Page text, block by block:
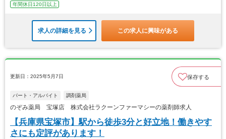
年間休日120日以上
求人の詳細を見る この求人に興味がある
更新日：2025年5月7日 保存する
パート・アルバイト 調剤薬局
のぞみ薬局 宝塚店 株式会社ラクーンファーマシーの薬剤師求人
【兵庫県宝塚市】駅から徒歩3分と好立地！働きやす
さにも定評があります！